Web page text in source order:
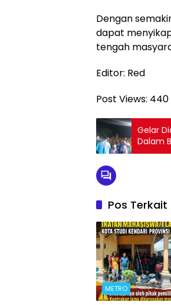
Dengan
dapat
tengah
Editor: Red
Post Views: 440
Gelar
Dalam
Pos Terkait
METRO